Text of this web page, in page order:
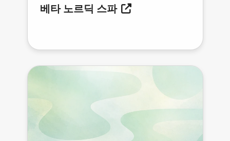
베타 노르딕 스파